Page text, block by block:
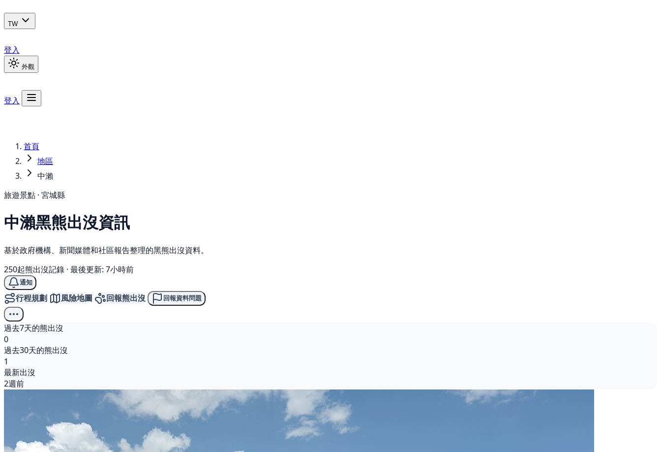
TW
登入
外觀
登入
首頁
地區
中瀨
旅遊景點 · 宮城縣
中瀨黑熊出沒資訊
基於政府機構、新聞媒體和社區報告整理的黑熊出沒資料。
250起熊出沒記錄 · 最後更新: 7小時前
通知
行程規劃 風險地圖 回報熊出沒 回報資料問題
過去7天的熊出沒
0
過去30天的熊出沒
1
最新出沒
2週前